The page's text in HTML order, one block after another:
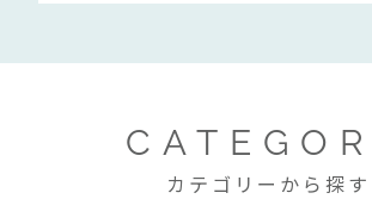
カテゴリーから探す